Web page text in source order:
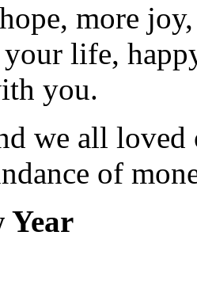
more
life,
you.
we all loved
of
Year